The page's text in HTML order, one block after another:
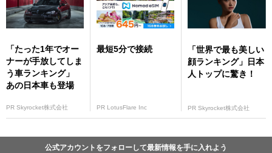
「たった1年でオー
ナーが手放してしま
う車ランキング」
あの日本車も登場
PR Skyrocket株式会社
最短5分で接続
PR LotusFlare Inc
「世界で最も美しい
顔ランキング」日本
人トップに驚き！
PR Skyrocket株式会社
公式アカウントをフォローして最新情報を手に入れよう